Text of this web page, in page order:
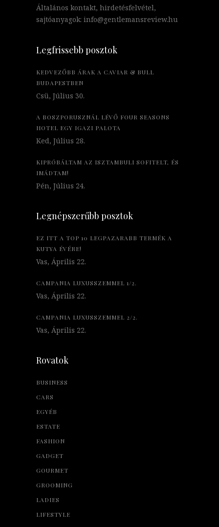
Általános kontakt, hirdetésfelvétel,
sajtóanyagok: info@gentlemansreview.hu
Legfrissebb posztok
KEDVEZŐBB ÁRAK A CAVIAR & BULL
BUDAPESTBEN
Csü, Július 30.
A BOSZPORUSZNÁL LÉVŐ FOUR SEASONS
HOTEL EGY IGAZI PALOTA
Ked, Július 28.
KIPRÓBÁLTAM AZ ISZTAMBULI SOFITELT, ÉS
IMÁDTAM!
Pén, Július 24.
Legnépszerűbb posztok
EZ ITT A TOP 10 LEGPAZARABB TERMÉK A
KUTYA ÉVÉRE!
Vas, Április 22.
CAMPANIA LUXUSSZEMMEL 1/2.
Vas, Április 22.
CAMPANIA LUXUSSZEMMEL 2/2.
Vas, Április 22.
Rovatok
BUSINESS
CARS
EGYÉB
ESTATE
FASHION
GADGET
GOURMET
GROOMING
LADIES
LIFESTYLE